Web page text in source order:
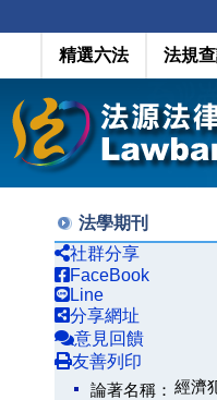
精選六法 法規
法學期刊
社群分享
FaceBook
Line
分享網址
意見回饋
友善列印
論著名稱： 經濟